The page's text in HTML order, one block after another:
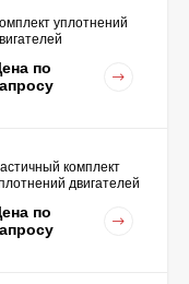
уплотнений
по
комплект
двигателей
по